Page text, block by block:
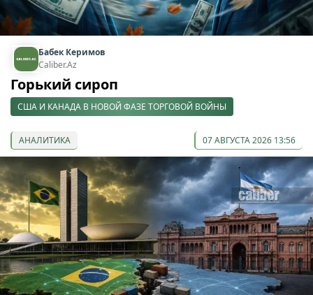
Бабек Керимов
Caliber.Az
Горький сироп
США И КАНАДА В НОВОЙ ФАЗЕ ТОРГОВОЙ ВОЙНЫ
АНАЛИТИКА 07 АВГУСТА 2026 13:56